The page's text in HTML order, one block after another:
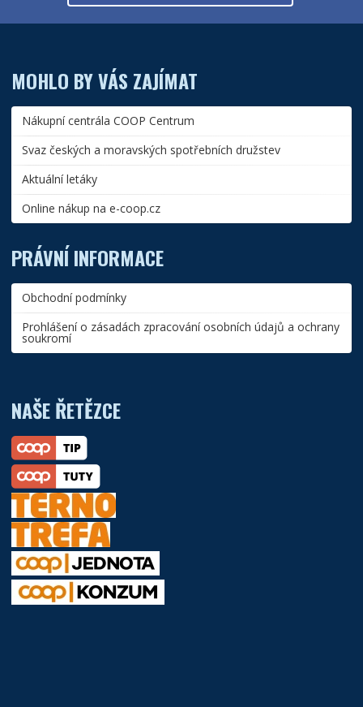
MOHLO BY VÁS ZAJÍMAT
Nákupní centrála COOP Centrum
Svaz českých a moravských spotřebních družstev
Aktuální letáky
Online nákup na e-coop.cz
PRÁVNÍ INFORMACE
Obchodní podmínky
Prohlášení o zásadách zpracování osobních údajů a ochrany
soukromí
NAŠE ŘETĚZCE